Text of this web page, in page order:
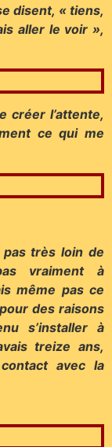
disent, « tiens,
aller le voir »,
créer l’attente,
ce qui me
très loin de
vraiment à
même pas ce
des raisons
s’installer à
treize ans,
avec la